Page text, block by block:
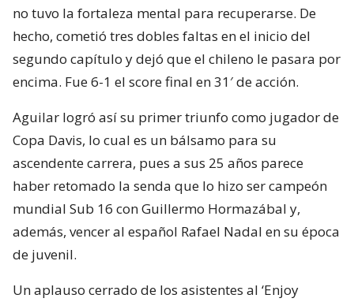
no tuvo la fortaleza mental para recuperarse. De
hecho, cometió tres dobles faltas en el inicio del
segundo capítulo y dejó que el chileno le pasara por
encima. Fue 6-1 el score final en 31′ de acción.
Aguilar logró así su primer triunfo como jugador de
Copa Davis, lo cual es un bálsamo para su
ascendente carrera, pues a sus 25 años parece
haber retomado la senda que lo hizo ser campeón
mundial Sub 16 con Guillermo Hormazábal y,
además, vencer al español Rafael Nadal en su época
de juvenil.
Un aplauso cerrado de los asistentes al ‘Enjoy